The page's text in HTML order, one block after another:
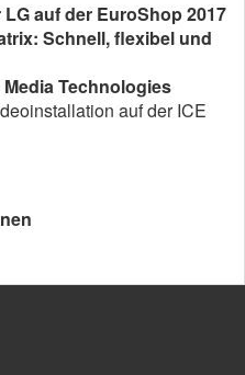
auf der EuroShop 2017
Schnell, flexibel und
Technologies
auf der ICE